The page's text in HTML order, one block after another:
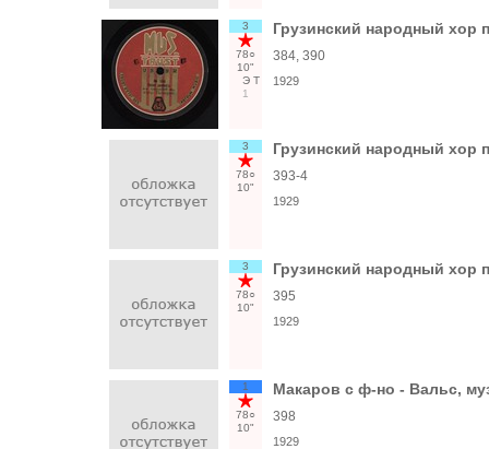
3
78○
10"
Э Т
1
Грузинский народный хор
384, 390
1929
3
78○
10"
Грузинский народный хор
393-4
1929
3
78○
10"
Грузинский народный хор
395
1929
1
78○
10"
Макаров с ф-но - Вальс,
398
1929